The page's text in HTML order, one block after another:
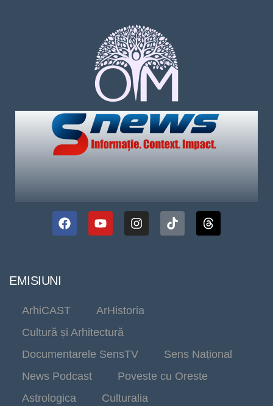
EMISIUNI
ArhiCAST
ArHistoria
Cultură și Arhitectură
Documentarele SensTV
Sens Național
News Podcast
Poveste cu Oreste
Astrologica
Culturalia